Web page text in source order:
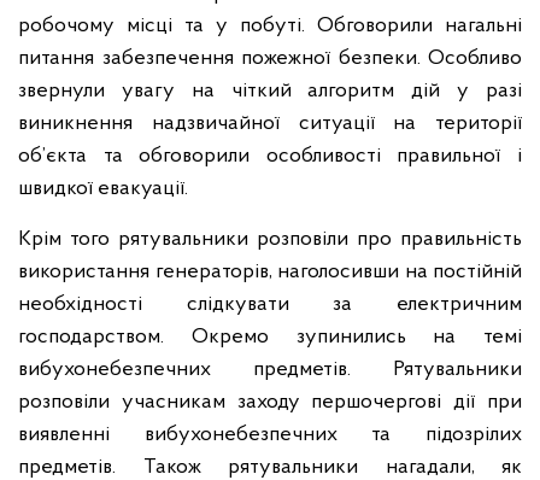
робочому місці та у побуті. Обговорили нагальні
питання забезпечення пожежної безпеки. Особливо
звернули увагу на чіткий алгоритм дій у разі
виникнення надзвичайної ситуації на території
об’єкта та обговорили особливості правильної і
швидкої евакуації.
Крім того рятувальники розповіли про правильність
використання генераторів, наголосивши на постійній
необхідності слідкувати за електричним
господарством. Окремо зупинились на темі
вибухонебезпечних предметів. Рятувальники
розповіли учасникам заходу першочергові дії при
виявленні вибухонебезпечних та підозрілих
предметів. Також рятувальники нагадали, як